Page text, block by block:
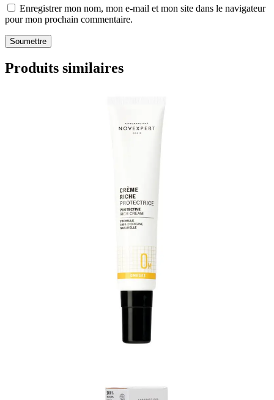
Enregistrer mon nom, mon e-mail et mon site dans le navigateur
pour mon prochain commentaire.
Produits similaires